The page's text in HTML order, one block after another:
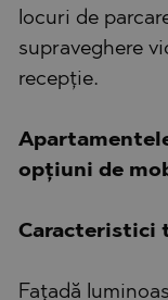
locuri de
supraveghere
recepție.
opțiuni de
Caracteristici
Fațadă